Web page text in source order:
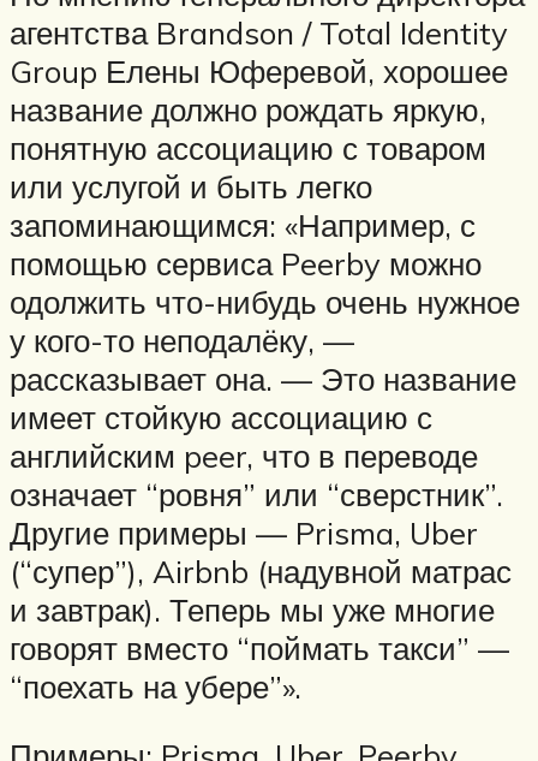
агентства Brandson / Total Identity
Group Елены Юферевой, хорошее
название должно рождать яркую,
понятную ассоциацию с товаром
или услугой и быть легко
запоминающимся: «Например, с
помощью сервиса Peerby можно
одолжить что-нибудь очень нужное
у кого-то неподалёку, —
рассказывает она. — Это название
имеет стойкую ассоциацию с
английским peer, что в переводе
означает “ровня” или “сверстник”.
Другие примеры — Prisma, Uber
(“супер”), Airbnb (надувной матрас
и завтрак). Теперь мы уже многие
говорят вместо “поймать такси” —
“поехать на убере”».